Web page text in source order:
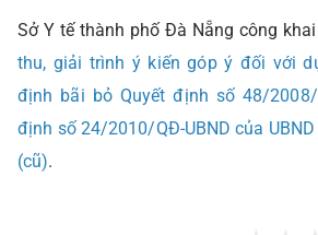
Sở Y tế thành phố Đà Nẵng công khai
thu, giải trình ý kiến góp ý đối với
định bãi bỏ Quyết định số 48/2008/
định số 24/2010/QĐ-UBND của
(cũ).